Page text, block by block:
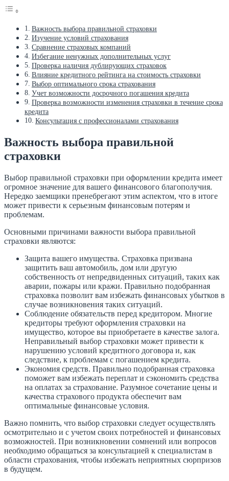
Важность выбора правильной страховки
Изучение условий страхования
Сравнение страховых компаний
Избегание ненужных дополнительных услуг
Проверка наличия дублирующих страховок
Влияние кредитного рейтинга на стоимость страховки
Выбор оптимального срока страхования
Учет возможности досрочного погашения кредита
Проверка возможности изменения страховки в течение срока
кредита
Консультация с профессионалами страхования
Важность выбора правильной
страховки
Выбор правильной страховки при оформлении кредита имеет
огромное значение для вашего финансового благополучия.
Нередко заемщики пренебрегают этим аспектом, что в итоге
может привести к серьезным финансовым потерям и
проблемам.
Основными причинами важности выбора правильной
страховки являются:
Защита вашего имущества. Страховка призвана
защитить ваш автомобиль, дом или другую
собственность от непредвиденных ситуаций, таких как
аварии, пожары или кражи. Правильно подобранная
страховка позволит вам избежать финансовых убытков в
случае возникновения таких ситуаций.
Соблюдение обязательств перед кредитором. Многие
кредиторы требуют оформления страховки на
имущество, которое вы приобретаете в качестве залога.
Неправильный выбор страховки может привести к
нарушению условий кредитного договора и, как
следствие, к проблемам с погашением кредита.
Экономия средств. Правильно подобранная страховка
поможет вам избежать переплат и сэкономить средства
на оплатах за страхование. Разумное сочетание цены и
качества страхового продукта обеспечит вам
оптимальные финансовые условия.
Важно помнить, что выбор страховки следует осуществлять
осмотрительно и с учетом своих потребностей и финансовых
возможностей. При возникновении сомнений или вопросов
необходимо обращаться за консультацией к специалистам в
области страхования, чтобы избежать неприятных сюрпризов
в будущем.